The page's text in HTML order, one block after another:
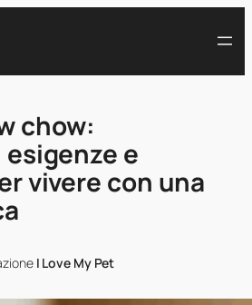
chow:
e
vivere con una
I Love My Pet